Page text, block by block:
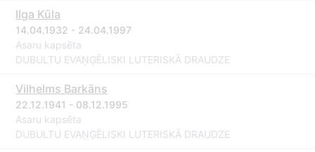
Ilga Kūla
14.04.1932 - 24.04.1997
Asaru kapsēta
DUBULTU EVAŅĢĒLISKI LUTERISKĀ DRAUDZE
Vilhelms Barkāns
22.12.1941 - 08.12.1995
Asaru kapsēta
DUBULTU EVAŅĢĒLISKI LUTERISKĀ DRAUDZE